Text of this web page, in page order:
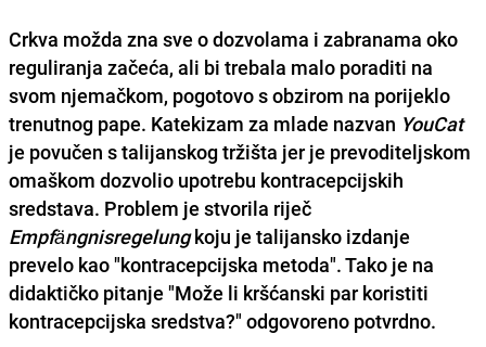
Crkva možda zna sve o dozvolama i zabranama oko
reguliranja začeća, ali bi trebala malo poraditi na
svom njemačkom, pogotovo s obzirom na porijeklo
trenutnog pape. Katekizam za mlade nazvan YouCat
je povučen s talijanskog tržišta jer je prevoditeljskom
omaškom dozvolio upotrebu kontracepcijskih
sredstava. Problem je stvorila riječ
Empfängnisregelungkoju je talijansko izdanje
prevelo kao "kontracepcijska metoda". Tako je na
didaktičko pitanje "Može li kršćanski par koristiti
kontracepcijska sredstva?" odgovoreno potvrdno.